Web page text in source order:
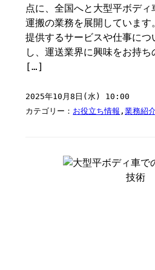
点に、全国へと大型平ボデ
運搬の業務を展開していま
提供するサービスや仕事につ
し、運送業界に興味をお持ち
[…]
2025年10月8日(水) 10:00
カテゴリー： お役立ち情報 ,業務紹